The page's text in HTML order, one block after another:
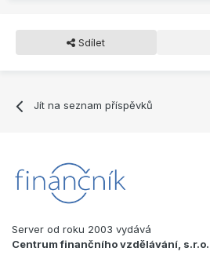
Sdílet
Jít na seznam příspěvků
Server od roku 2003 vydává
Centrum finančního vzdělávání, s.r.o.